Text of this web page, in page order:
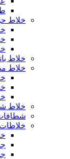
طقم
خلاط
خلاط
خلاط
خلاط